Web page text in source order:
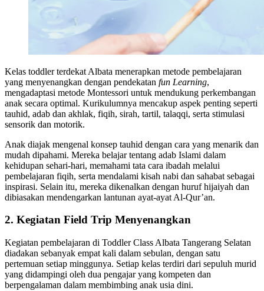
Kelas toddler terdekat Albata menerapkan metode pembelajaran
yang menyenangkan dengan pendekatan fun Learning,
mengadaptasi metode Montessori untuk mendukung perkembangan
anak secara optimal. Kurikulumnya mencakup aspek penting seperti
tauhid, adab dan akhlak, fiqih, sirah, tartil, talaqqi, serta stimulasi
sensorik dan motorik.
Anak diajak mengenal konsep tauhid dengan cara yang menarik dan
mudah dipahami. Mereka belajar tentang adab Islami dalam
kehidupan sehari-hari, memahami tata cara ibadah melalui
pembelajaran fiqih, serta mendalami kisah nabi dan sahabat sebagai
inspirasi. Selain itu, mereka dikenalkan dengan huruf hijaiyah dan
dibiasakan mendengarkan lantunan ayat-ayat Al-Qur’an.
2. Kegiatan Field Trip Menyenangkan
Kegiatan pembelajaran di Toddler Class Albata Tangerang Selatan
diadakan sebanyak empat kali dalam sebulan, dengan satu
pertemuan setiap minggunya. Setiap kelas terdiri dari sepuluh murid
yang didampingi oleh dua pengajar yang kompeten dan
berpengalaman dalam membimbing anak usia dini.